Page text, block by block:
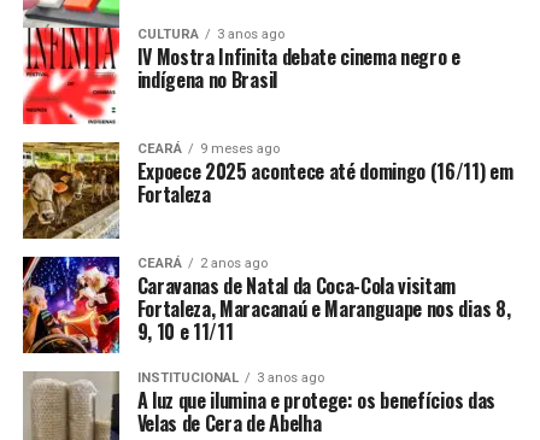
CULTURA 3 anos ago
IV Mostra Infinita debate cinema negro e
indígena no Brasil
CEARÁ 9 meses ago
Expoece 2025 acontece até domingo (16/11) em
Fortaleza
CEARÁ 2 anos ago
Caravanas de Natal da Coca-Cola visitam
Fortaleza, Maracanaú e Maranguape nos dias 8,
9, 10 e 11/11
INSTITUCIONAL 3 anos ago
A luz que ilumina e protege: os benefícios das
Velas de Cera de Abelha